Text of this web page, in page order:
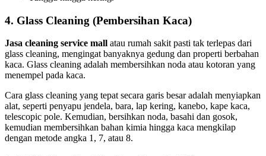
4. Glass Cleaning (Pembersihan Kaca)
Jasa cleaning service mall atau rumah sakit pasti tak terlepas dari
glass cleaning, mengingat banyaknya gedung dan properti berbahan
kaca. Glass cleaning adalah membersihkan noda atau kotoran yang
menempel pada kaca.
Cara glass cleaning yang tepat secara garis besar adalah menyiapkan
alat, seperti penyapu jendela, bara, lap kering, kanebo, kape kaca,
telescopic pole. Kemudian, bersihkan noda, basahi dan gosok,
kemudian membersihkan bahan kimia hingga kaca mengkilap
dengan metode angka 1, 7, atau 8.